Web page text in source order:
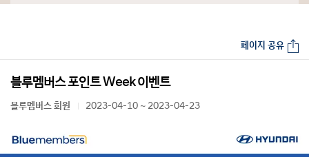
블루멤버스 포인트 Week 이벤트
블루멤버스 회원 2023-04-10 ~ 2023-04-23
페이지 공유